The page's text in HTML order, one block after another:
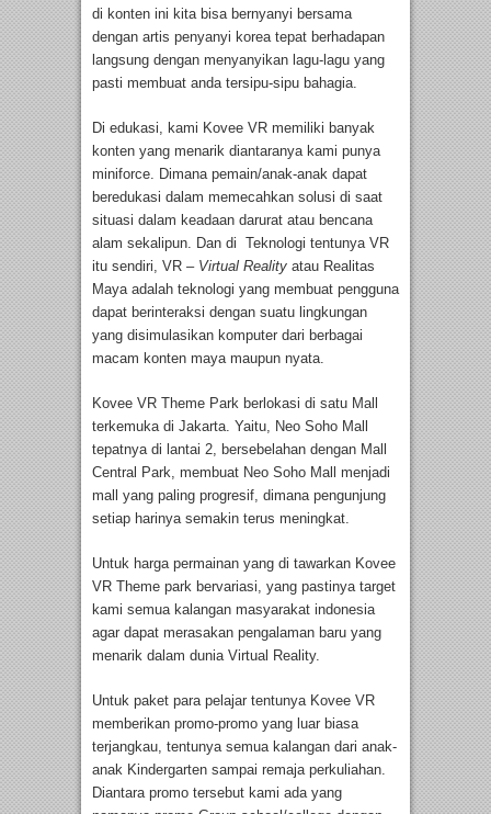
di konten ini kita bisa bernyanyi bersama
dengan artis penyanyi korea tepat berhadapan
langsung dengan menyanyikan lagu-lagu yang
pasti membuat anda tersipu-sipu bahagia.
Di edukasi, kami Kovee VR memiliki banyak
konten yang menarik diantaranya kami punya
miniforce. Dimana pemain/anak-anak dapat
beredukasi dalam memecahkan solusi di saat
situasi dalam keadaan darurat atau bencana
alam sekalipun. Dan di Teknologi tentunya VR
itu sendiri, VR – Virtual Reality atau Realitas
Maya adalah teknologi yang membuat pengguna
dapat berinteraksi dengan suatu lingkungan
yang disimulasikan komputer dari berbagai
macam konten maya maupun nyata.
Kovee VR Theme Park berlokasi di satu Mall
terkemuka di Jakarta. Yaitu, Neo Soho Mall
tepatnya di lantai 2, bersebelahan dengan Mall
Central Park, membuat Neo Soho Mall menjadi
mall yang paling progresif, dimana pengunjung
setiap harinya semakin terus meningkat.
Untuk harga permainan yang di tawarkan Kovee
VR Theme park bervariasi, yang pastinya target
kami semua kalangan masyarakat indonesia
agar dapat merasakan pengalaman baru yang
menarik dalam dunia Virtual Reality.
Untuk paket para pelajar tentunya Kovee VR
memberikan promo-promo yang luar biasa
terjangkau, tentunya semua kalangan dari anak-
anak Kindergarten sampai remaja perkuliahan.
Diantara promo tersebut kami ada yang